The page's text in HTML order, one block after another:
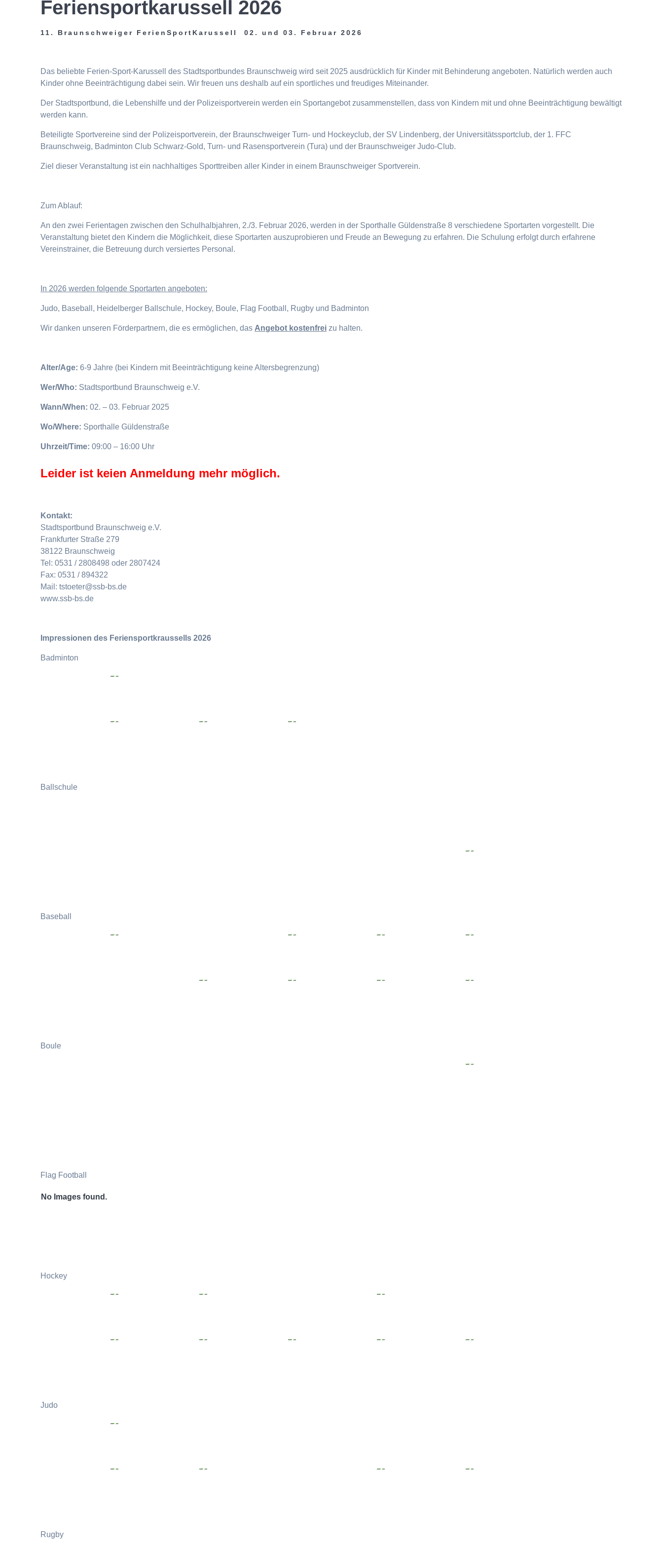
Feriensportkarussell 2026
11. Braunschweiger FerienSportKarussell 02. und 03. Februar 2026
Das beliebte Ferien-Sport-Karussell des Stadtsportbundes Braunschweig wird seit 2025 ausdrücklich für Kinder mit Behinderung angeboten. Natürlich werden auch
Kinder ohne Beeinträchtigung dabei sein. Wir freuen uns deshalb auf ein sportliches und freudiges Miteinander.
Der Stadtsportbund, die Lebenshilfe und der Polizeisportverein werden ein Sportangebot zusammenstellen, dass von Kindern mit und ohne Beeinträchtigung bewältigt
werden kann.
Beteiligte Sportvereine sind der Polizeisportverein, der Braunschweiger Turn- und Hockeyclub, der SV Lindenberg, der Universitätssportclub, der 1. FFC
Braunschweig, Badminton Club Schwarz-Gold, Turn- und Rasensportverein (Tura) und der Braunschweiger Judo-Club.
Ziel dieser Veranstaltung ist ein nachhaltiges Sporttreiben aller Kinder in einem Braunschweiger Sportverein.
Zum Ablauf:
An den zwei Ferientagen zwischen den Schulhalbjahren, 2./3. Februar 2026, werden in der Sporthalle Güldenstraße 8 verschiedene Sportarten vorgestellt. Die
Veranstaltung bietet den Kindern die Möglichkeit, diese Sportarten auszuprobieren und Freude an Bewegung zu erfahren. Die Schulung erfolgt durch erfahrene
Vereinstrainer, die Betreuung durch versiertes Personal.
n 2026 werden folgende Sportarten angeboten:
Judo, Baseball, Heidelberger Ballschule, Hockey, Boule, Flag Football, Rugby und Badminton
Wir danken unseren Förderpartnern, die es ermöglichen, das Angebot kostenfrei zu halten.
Alter/Age:6-9 Jahre (bei Kindern mit Beeinträchtigung keine Altersbegrenzung)
Wer/Who: Stadtsportbund Braunschweig e.V.
Wann/When:02. – 03. Februar 2025
Wo/Where: Sporthalle Güldenstraße
Uhrzeit/Time:09:00 – 16:00 Uhr
Leider ist keien Anmeldung mehr möglich.
Kontakt:
Stadtsportbund Braunschweig e.V.
Frankfurter Straße 279
38122 Braunschweig
Tel: 0531 / 2808498 oder 2807424
Fax: 0531 / 894322
Mail: tstoeter@ssb-bs.de
www.ssb-bs.de
Impressionen des Feriensportkraussells 2026
Badminton
Ballschule
Baseball
Boule
Flag Football
No Images found.
Hockey
Judo
Rugby